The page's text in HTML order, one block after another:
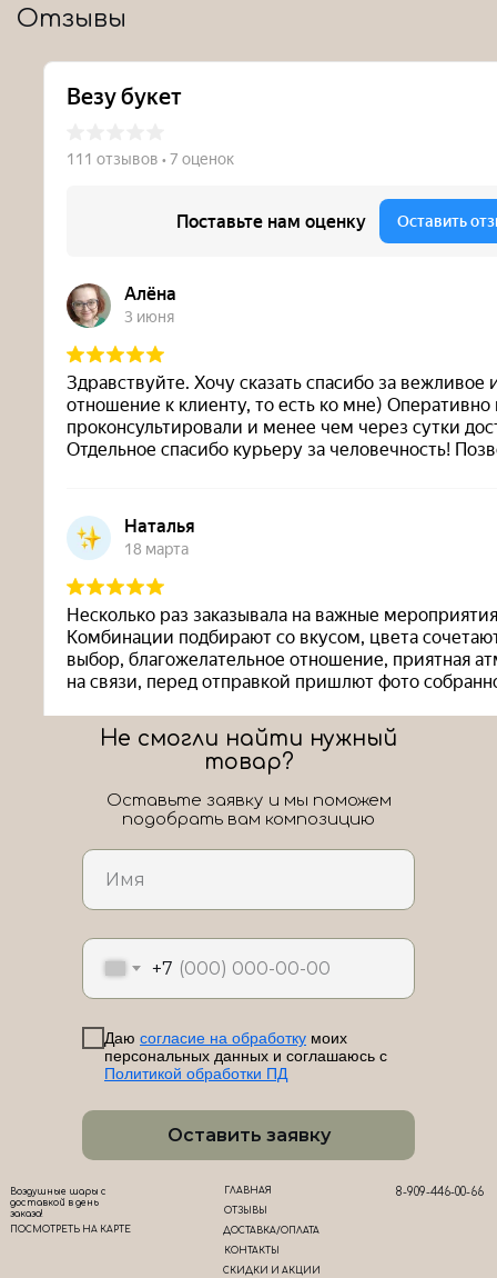
Отзывы
ЛоШАРик на карте Новороссийска — Яндекс Карты
+7
Даю согласие на обработку моих
персональных данных и соглашаюсь с
Политикой обработки ПД
Оставить заявку
Не смогли найти нужный
товар?
Оставьте заявку и мы поможем
подобрать вам композицию
ОТЗЫВЫ
ГЛАВНАЯ
ДОСТАВКА/ОПЛАТА
СКИДКИ И АКЦИИ
КОНТАКТЫ
8-909-446-00-66
Воздушные шары с
доставкой в день
заказа!
ПОСМОТРЕТЬ НА КАРТЕ